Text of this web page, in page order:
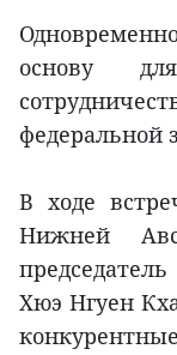
основу
федеральной
В ходе
Нижней
Хюэ Нгуен